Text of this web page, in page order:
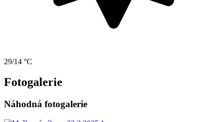
29/14 °C
Fotogalerie
Náhodná fotogalerie